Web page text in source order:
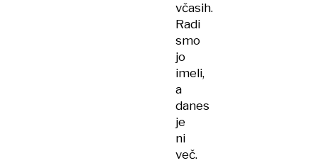
včasih.
Radi
smo
jo
imeli,
a
danes
je
ni
več.